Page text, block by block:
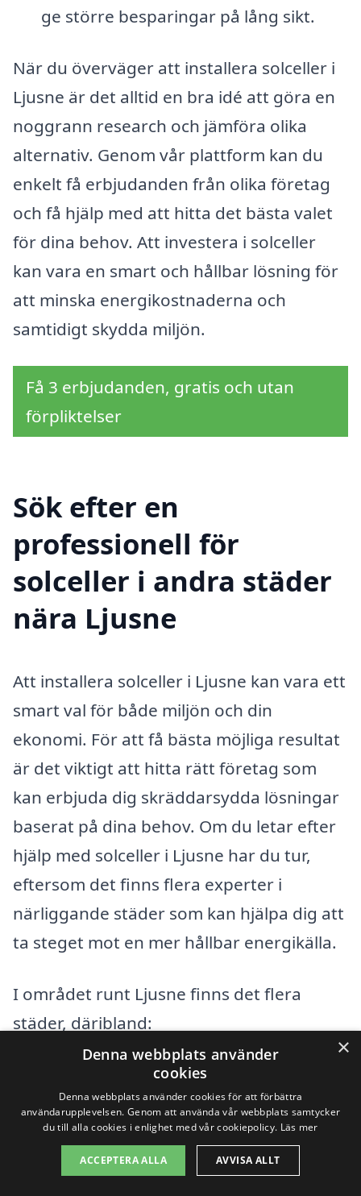
ge större besparingar på lång sikt.
När du överväger att installera solceller i
Ljusne är det alltid en bra idé att göra en
noggrann research och jämföra olika
alternativ. Genom vår plattform kan du
enkelt få erbjudanden från olika företag
och få hjälp med att hitta det bästa valet
för dina behov. Att investera i solceller
kan vara en smart och hållbar lösning för
att minska energikostnaderna och
samtidigt skydda miljön.
Få 3 erbjudanden, gratis och utan
förpliktelser
Sök efter en
professionell för
solceller i andra städer
nära Ljusne
Att installera solceller i Ljusne kan vara ett
smart val för både miljön och din
ekonomi. För att få bästa möjliga resultat
är det viktigt att hitta rätt företag som
kan erbjuda dig skräddarsydda lösningar
baserat på dina behov. Om du letar efter
hjälp med solceller i Ljusne har du tur,
eftersom det finns flera experter i
närliggande städer som kan hjälpa dig att
ta steget mot en mer hållbar energikälla.
I området runt Ljusne finns det flera
städer, däribland:
Hassela
Krylbo
×
Denna webbplats använder
cookies
Denna webbplats använder cookies för att förbättra
användarupplevelsen. Genom att använda vår webbplats samtycker
du till alla cookies i enlighet med vår cookiepolicy. Läs mer
ACCEPTERA ALLA AVVISA ALLT